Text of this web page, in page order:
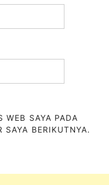
WEB SAYA PADA
SAYA BERIKUTNYA.